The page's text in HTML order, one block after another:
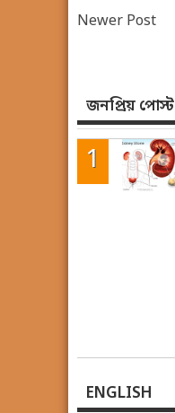
Newer Post
জনপ্রিয় পোস্ট
ENGLISH